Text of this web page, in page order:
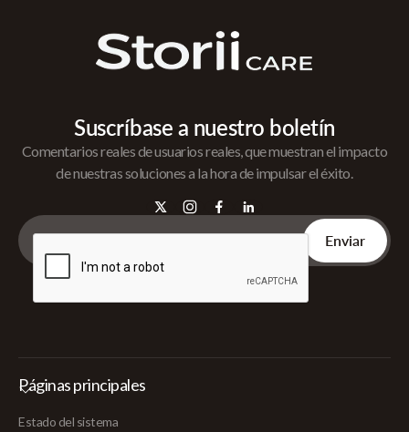
Suscríbase a nuestro boletín
Comentarios reales de usuarios reales, que muestran el impacto
de nuestras soluciones a la hora de impulsar el éxito.
Páginas principales
Estado del sistema